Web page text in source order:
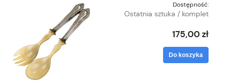
Dostępność:
Ostatnia sztuka / komplet
175,00 zł
Do koszyka